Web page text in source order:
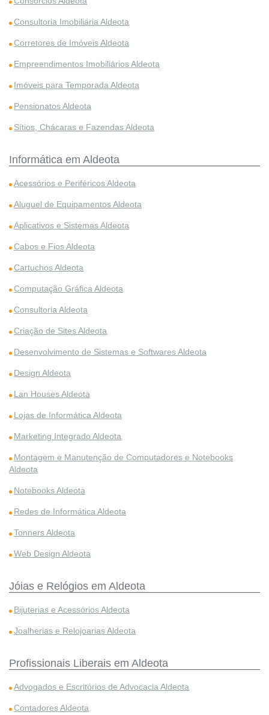
Consultoria Imobiliária Aldeota
Corretores de Imóveis Aldeota
Empreendimentos Imobiliários Aldeota
Imóveis para Temporada Aldeota
Pensionatos Aldeota
Sítios, Chácaras e Fazendas Aldeota
Informática em Aldeota
Acessórios e Periféricos Aldeota
Aluguel de Equipamentos Aldeota
Aplicativos e Sistemas Aldeota
Cabos e Fios Aldeota
Cartuchos Aldeota
Computação Gráfica Aldeota
Consultoria Aldeota
Criação de Sites Aldeota
Desenvolvimento de Sistemas e Softwares Aldeota
Design Aldeota
Lan Houses Aldeota
Lojas de Informática Aldeota
Marketing Integrado Aldeota
Montagem e Manutenção de Computadores e Notebooks
Aldeota
Notebooks Aldeota
Redes de Informática Aldeota
Tonners Aldeota
Web Design Aldeota
Jóias e Relógios em Aldeota
Bijuterias e Acessórios Aldeota
Joalherias e Relojoarias Aldeota
Profissionais Liberais em Aldeota
Advogados e Escritórios de Advocacia Aldeota
Contadores Aldeota